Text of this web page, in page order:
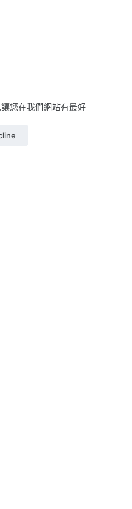
您在我們網站有最好